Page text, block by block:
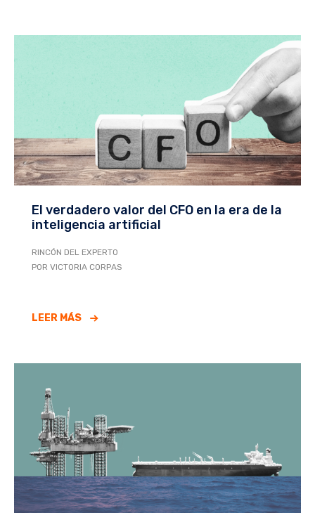
El verdadero valor del CFO en la era de la
inteligencia artificial
RINCÓN DEL EXPERTO
POR VICTORIA CORPAS
LEER MÁS